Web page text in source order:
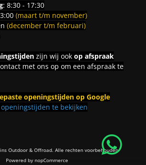
: 8:30 - 17:30
(maart t/m november)
(december t/m februari)
zijn wij ook op afspraak
met ons op om een afspraak te
openingstijden op Google
te bekijken
Outdoor & Offroad. Alle rechten voorbehouden
Powered by nopCommerce